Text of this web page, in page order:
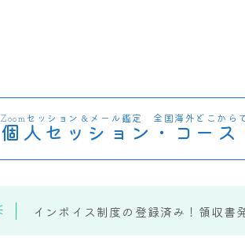
Zoomセッション＆メール鑑定 全国海外どこから
個人セッション・コース
インボイス制度の登録済み！領収書